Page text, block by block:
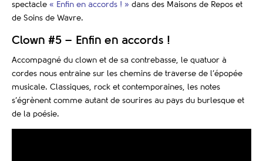
spectacle « Enfin en accords ! » dans des Maisons de Repos et
de Soins de Wavre.
Clown #5 – Enfin en accords !
Accompagné du clown et de sa contrebasse, le quatuor à
cordes nous entraine sur les chemins de traverse de l’épopée
musicale. Classiques, rock et contemporaines, les notes
s’égrènent comme autant de sourires au pays du burlesque et
de la poésie.